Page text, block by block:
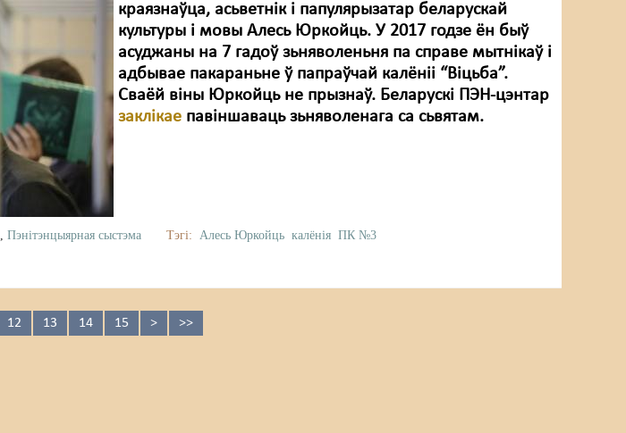
краязнаўца, асьветнік і папулярызатар беларускай
культуры і мовы Алесь Юркойць. У 2017 годзе ён быў
асуджаны на 7 гадоў зьняволеньня па справе мытнікаў і
адбывае пакараньне ў папраўчай калёніі “Віцьба”.
Сваёй віны Юркойць не прызнаў. Беларускі ПЭН-цэнтар
заклікае павіншаваць зьняволенага са сьвятам.
,Пэнітэнцыярная сыстэма Тэгі: Алесь Юркойць калёнія ПК №3
12 13 14 15 > >>